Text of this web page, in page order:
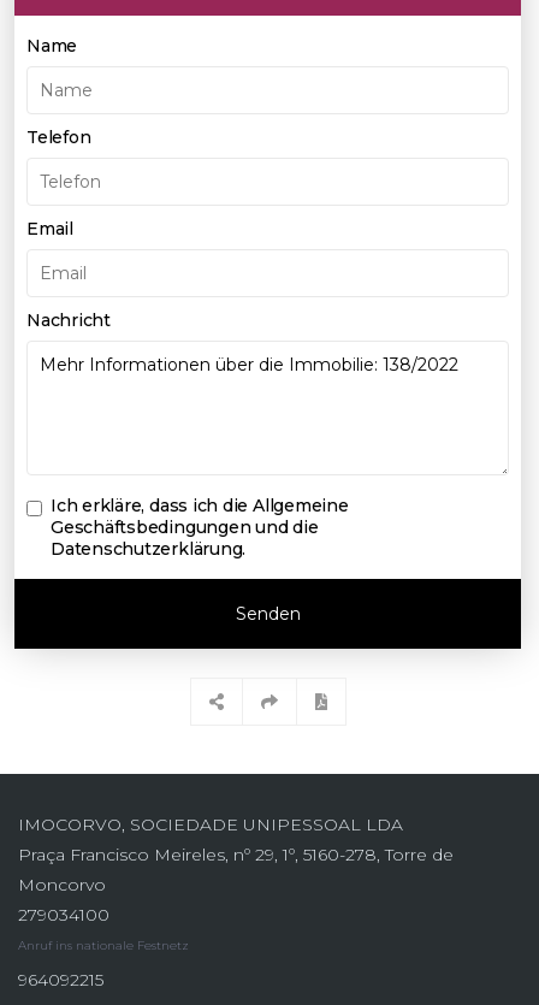
Name
Telefon
Email
Nachricht
Ich erkläre, dass ich dieAllgemeine
Geschäftsbedingungen und die
Datenschutzerklärung.
Senden
IMOCORVO, SOCIEDADE UNIPESSOAL LDA
Praça Francisco Meireles, nº 29, 1º, 5160-278, Torre de
Moncorvo
279034100
Anruf ins nationale Festnetz
964092215